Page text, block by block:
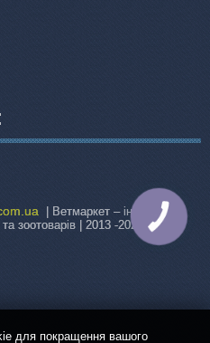
| Ветмаркет – інтернет-
зоотоварів | 2013 -2026
для покращення вашого
КНОПКА
ЗВ'ЯЗКУ